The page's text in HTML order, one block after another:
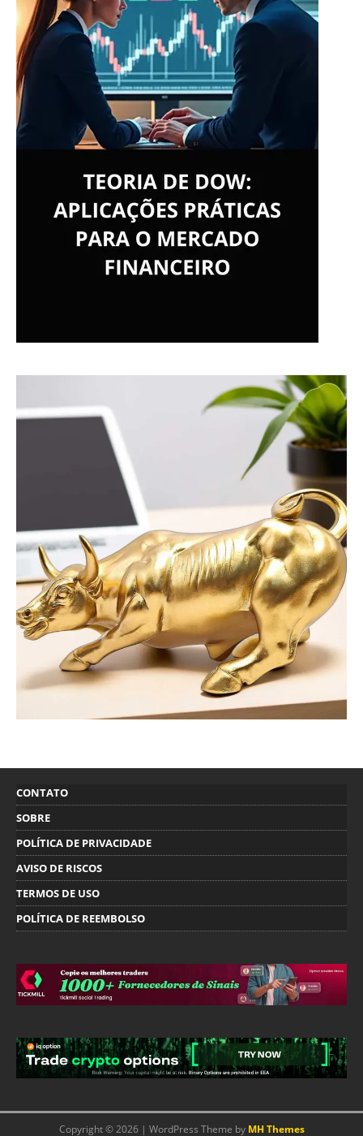
CONTATO
SOBRE
POLÍTICA DE PRIVACIDADE
AVISO DE RISCOS
TERMOS DE USO
POLÍTICA DE REEMBOLSO
Copyright © 2026 | WordPress Theme by MH Themes